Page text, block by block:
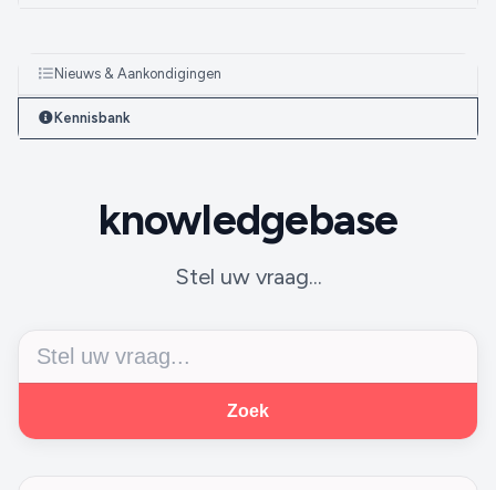
Nieuws & Aankondigingen
Kennisbank
knowledgebase
Stel uw vraag...
Zoek